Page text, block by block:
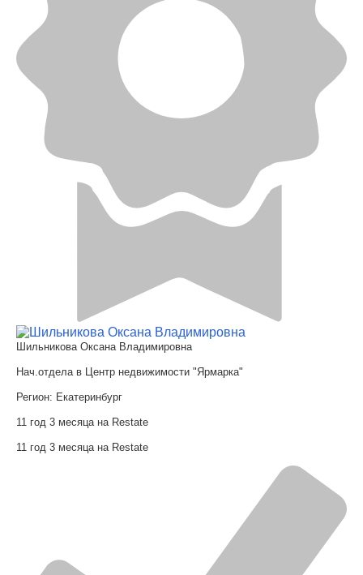
Шильникова Оксана Владимировна
Нач.отдела в Центр недвижимости "Ярмарка"
Регион: Екатеринбург
11 год 3 месяца на Restate
11 год 3 месяца на Restate